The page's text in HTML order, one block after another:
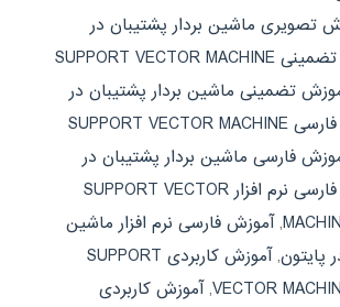
تصویری ماشین بردار پشتیبان در
آموزش تضمینی SUPPORT VECTOR MACHINE
تضمینی ماشین بردار پشتیبان در
آموزش فارسی SUPPORT VECTOR MACHINE
فارسی ماشین بردار پشتیبان در
آموزش فارسی نرم افزار SUPPORT VECTOR
,آموزش فارسی نرم افزار ماشین
پایتون,
آموزش کاربردی SUPPORT
VECTOR
,آموزش کاربردی